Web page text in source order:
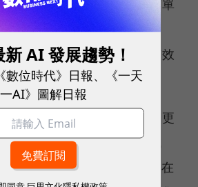
和巴西都已開始獲利，訂單
下新紀錄。這表明公司的
務品質＋內容生態」策略有效
告變現。
層對全年財務指引表達「更
收與獲利將維持雙位數成
入拉丁美洲市場、Monee在
AI 發展趨勢！
數位時代》日報、《一天
一AI》圖解日報